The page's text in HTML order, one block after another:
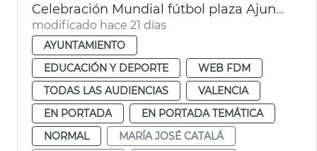
Celebración Mundial fútbol plaza Ajuntament València
modificado hace 21 días
AYUNTAMIENTO
EDUCACIÓN Y DEPORTE
WEB FDM
TODAS LAS AUDIENCIAS
VALENCIA
EN PORTADA
EN PORTADA TEMÁTICA
NORMAL
MARÍA JOSÉ CATALÁ